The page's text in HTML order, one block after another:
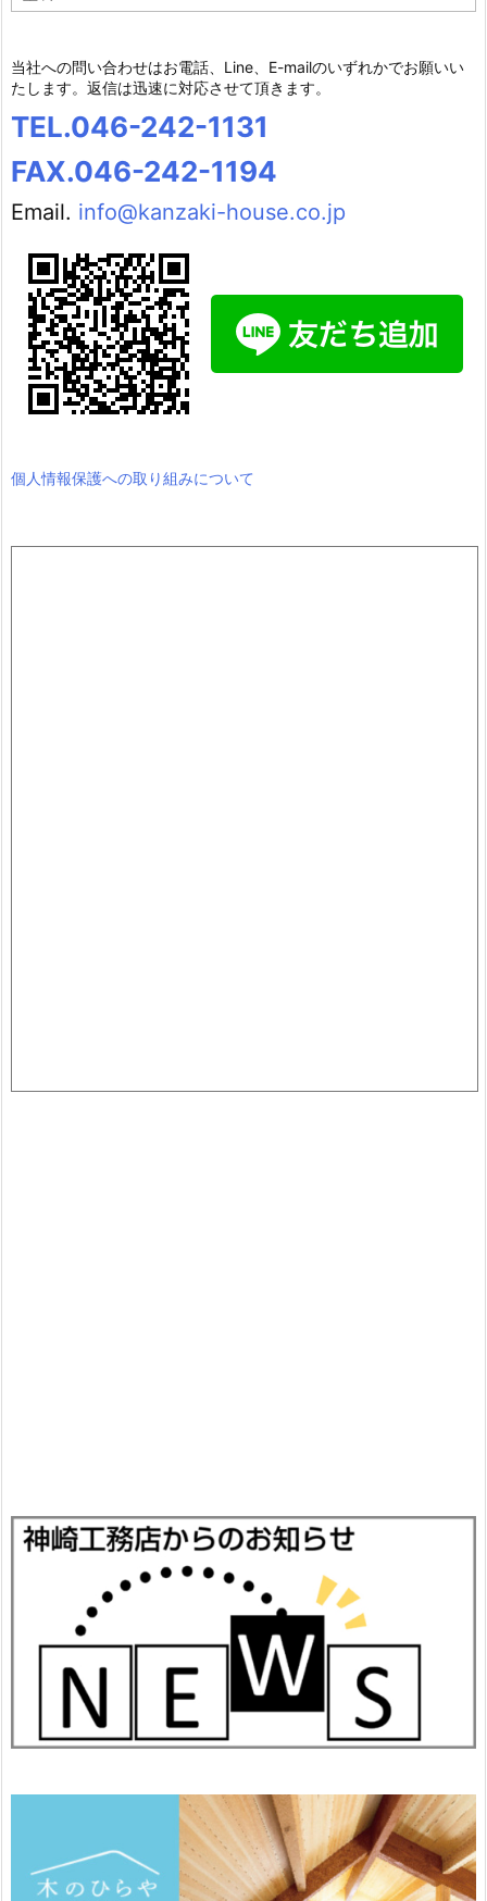
テ
ー
当社への問い合わせはお電話、Line、E-mailのいずれかでお願いい
たします。返信は迅速に対応させて頂きます。
TEL.046-242-1131
FAX.046-242-1194
Email. info@kanzaki-house.co.jp
個人情報保護への取り組みについて